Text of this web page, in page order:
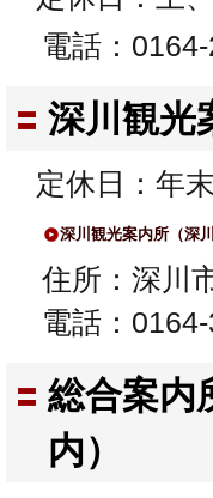
電話：
深川観光
定休日：年
深川観光案内所（深
住所：深川
電話：
総合案内
内）